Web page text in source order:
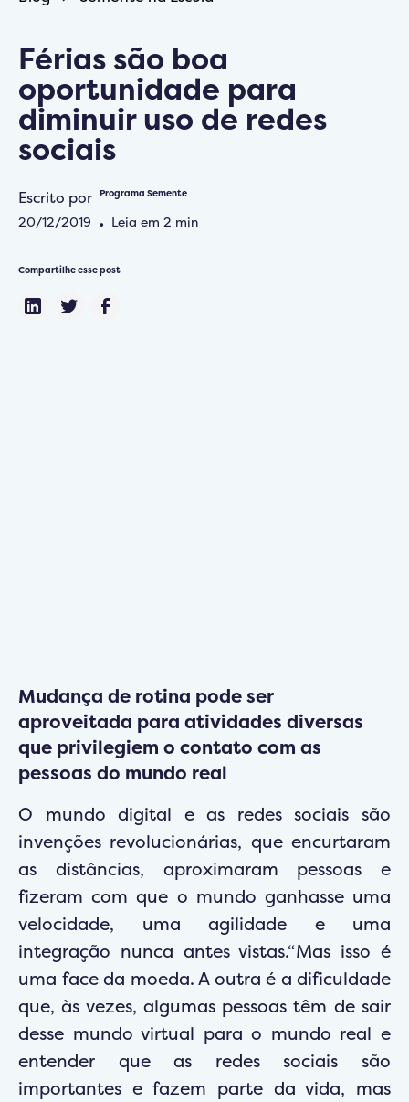
Férias são boa
oportunidade para
diminuir uso de redes
sociais
Escrito por Programa Semente
20/12/2019 • Leia em 2 min
Compartilhe esse post
Mudança de rotina pode ser
aproveitada para atividades diversas
que privilegiem o contato com as
pessoas do mundo real
O mundo digital e as redes sociais são
invenções revolucionárias, que encurtaram
as distâncias, aproximaram pessoas e
fizeram com que o mundo ganhasse uma
velocidade, uma agilidade e uma
integração nunca antes vistas.“Mas isso é
uma face da moeda. A outra é a dificuldade
que, às vezes, algumas pessoas têm de sair
desse mundo virtual para o mundo real e
entender que as redes sociais são
importantes e fazem parte da vida, mas